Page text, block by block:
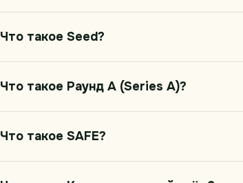
Что такое Seed?
Что такое Раунд A (Series A)?
Что такое SAFE?